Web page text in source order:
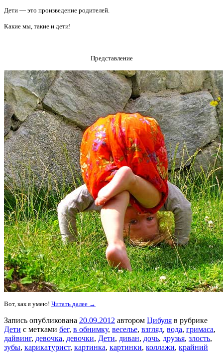
Дети — это произведение родителей.
Какие мы, такие и дети!
Представление
Вот, как я умею! Читать далее →
Запись опубликована 20.09.2012 автором Цибуля в рубрике
Дети с метками бег, в обнимку, веселье, взгляд, вода, гримаса,
дайвинг, девочка, девочки, Дети, диван, дочь, друзья, злость,
зубы, карикатурист, картинка, картинки, коллажи, крайний